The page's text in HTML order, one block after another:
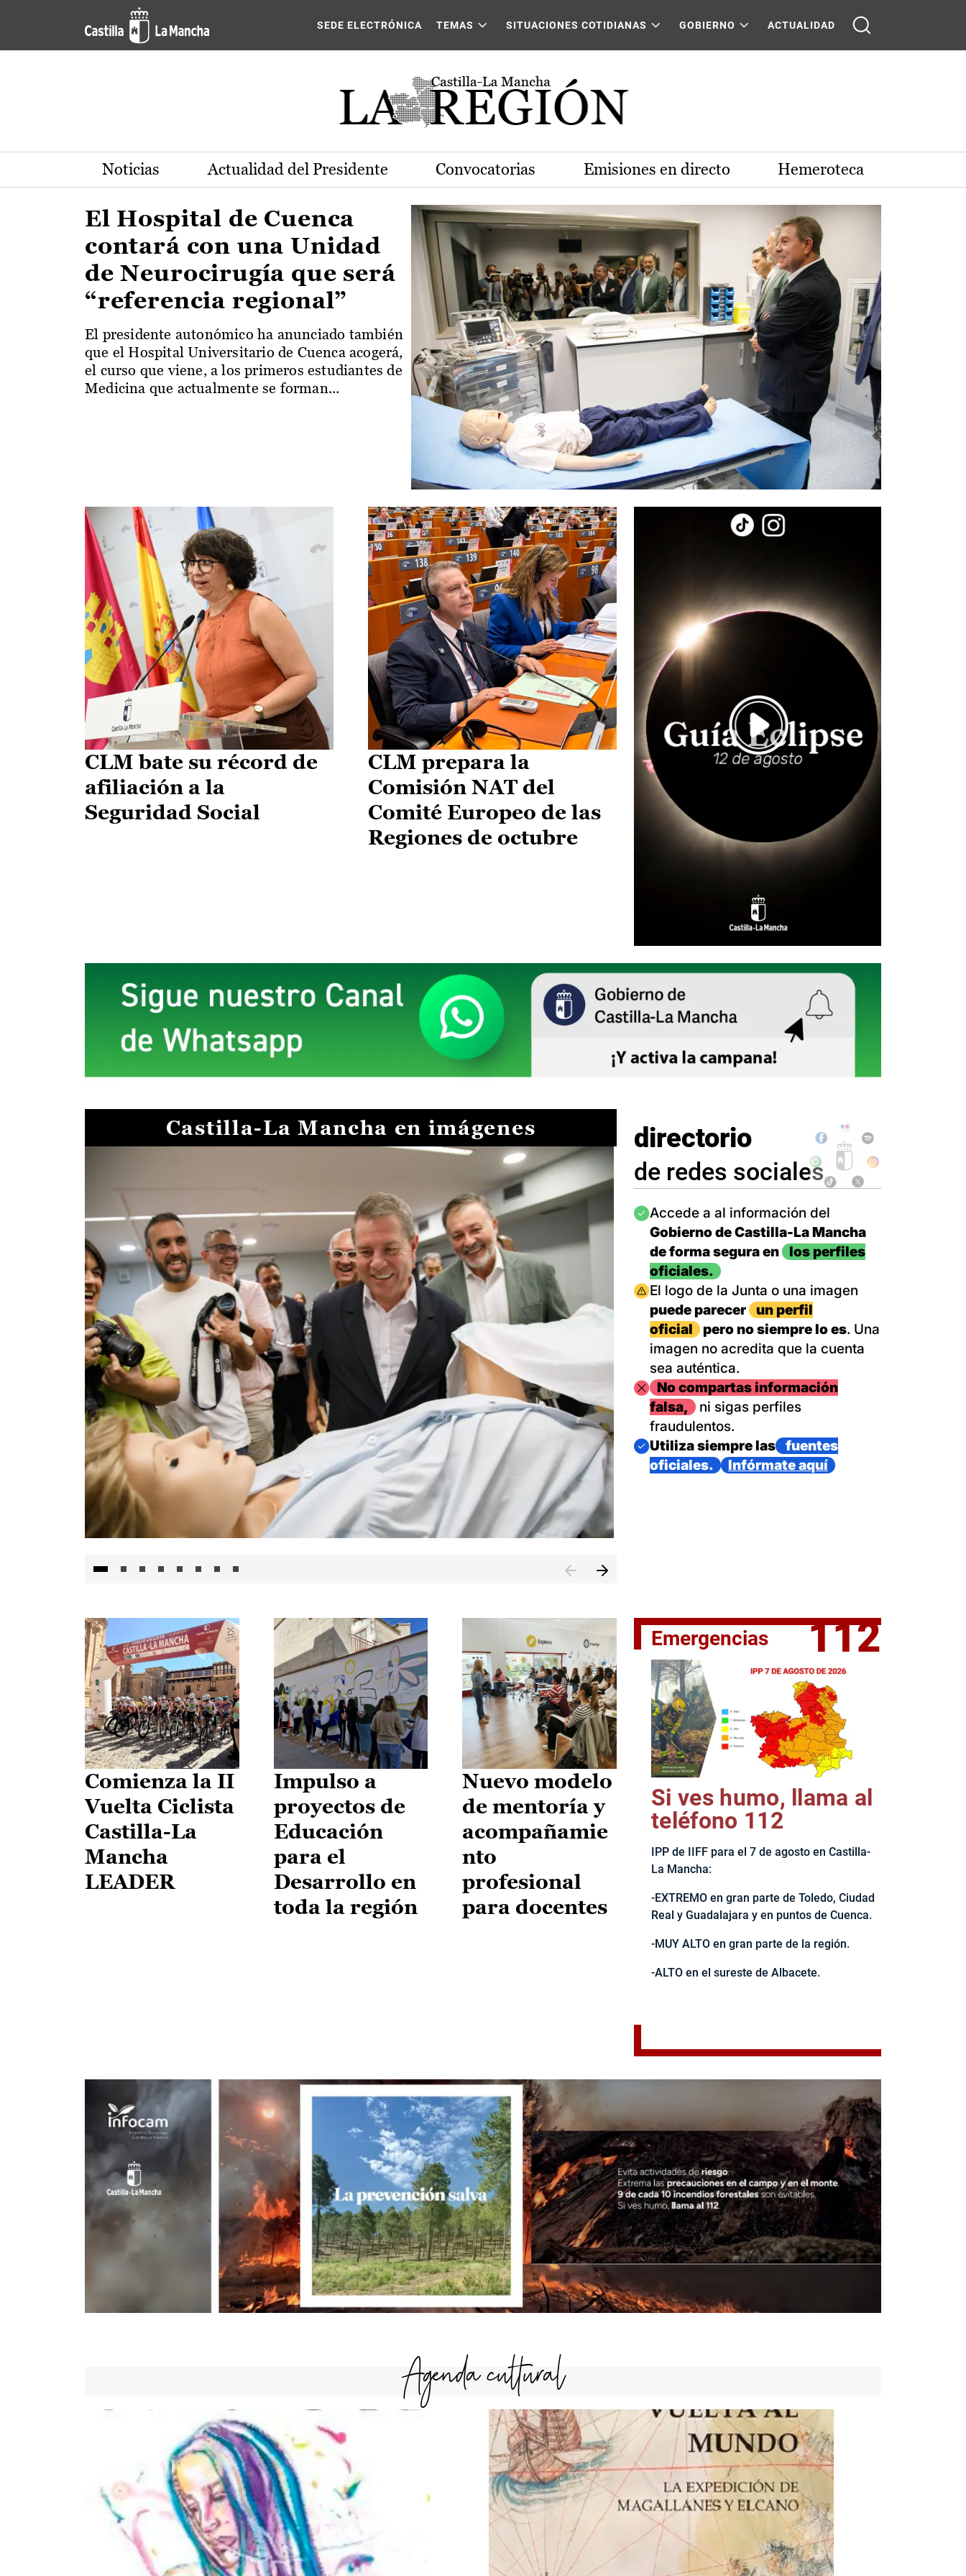
Pasar al contenido principal
Actualidad de la región de Castilla-La Mancha
SEDE ELECTRÓNICA TEMAS SITUACIONES COTIDIANAS GOBIERNO ACTUALIDAD
Noticias Actualidad del Presidente Convocatorias Emisiones en directo Hemeroteca
El Hospital de Cuenca
contará con una Unidad
de Neurocirugía que será
“referencia regional”
El presidente autonómico ha anunciado también
que el Hospital Universitario de Cuenca acogerá,
el curso que viene, a los primeros estudiantes de
Medicina que actualmente se forman...
CLM bate su récord de
afiliación a la
Seguridad Social
CLM prepara la
Comisión NAT del
Comité Europeo de las
Regiones de octubre
Castilla-La Mancha en imágenes
El jefe del Ejecutivo castellanomanchego, Emiliano García-
directorio
de redes sociales
Imagen
Accede a al información del
Gobierno de Castilla-La Mancha
de forma segura en
los perfiles
oficiales.
Imagen
El logo de la Junta o una imagen
puede parecer
un perfil
oficial
pero no siempre lo es. Una
imagen no acredita que la cuenta
sea auténtica.
ImagenNo compartas información
falsa,
ni sigas perfiles
fraudulentos.
Imagen
Utiliza siempre las
fuentes
oficiales.
Infórmate aquí
Comienza la II
Vuelta Ciclista
Castilla-La
Mancha
LEADER
Impulso a
proyectos de
Educación
para el
Desarrollo en
toda la región
Nuevo modelo
de mentoría y
acompañamie
nto
profesional
para docentes
Emergencias 112
Si ves humo, llama al
teléfono 112
IPP de IIFF para el 7 de agosto en Castilla-
La Mancha:
-EXTREMO en gran parte de Toledo, Ciudad
Real y Guadalajara y en puntos de Cuenca.
-MUY ALTO en gran parte de la región.
-ALTO en el sureste de Albacete.
Agenda cultural